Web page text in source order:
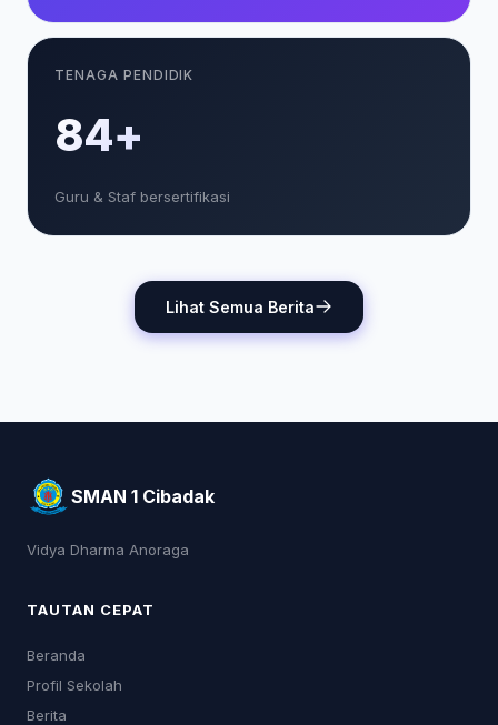
TENAGA PENDIDIK
85+
Guru & Staf bersertifikasi
Lihat Semua Berita
SMAN 1 Cibadak
Vidya Dharma Anoraga
TAUTAN CEPAT
Beranda
Profil Sekolah
Berita